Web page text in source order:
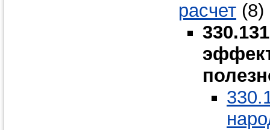
расчет (8)